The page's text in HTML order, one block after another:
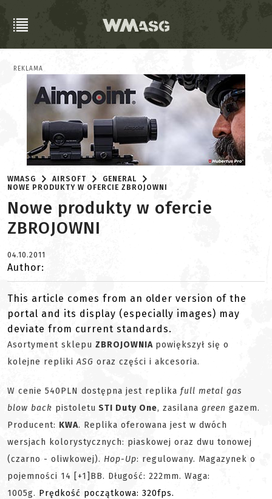
REKLAMA
WMASG AIRSOFT
GENERAL
NOWE PRODUKTY W OFERCIE ZBROJOWNI
Nowe produkty w ofercie
ZBROJOWNI
04.10.2011
Author:
This article comes from an older version of the
portal and its display (especially images) may
deviate from current standards.
Asortyment sklepu ZBROJOWNIA powiększył się o
kolejne repliki ASG oraz części i akcesoria.
W cenie 540PLN dostępna jest replika full metal gas
blow back pistoletu STI Duty One, zasilana green gazem.
Producent: KWA. Replika oferowana jest w dwóch
wersjach kolorystycznych: piaskowej oraz dwu tonowej
(czarno - oliwkowej). Hop-Up: regulowany. Magazynek o
pojemności 14 [+1]BB. Długość: 222mm. Waga:
1005g. Prędkość początkowa: 320fps.